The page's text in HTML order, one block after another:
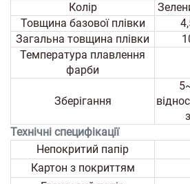
Технічні специфікації
Колір
Товщина базової плівки
Загальна товщина плівки
Температура плавлення
фарби
Зберігання
Непокритий папір
Картон з покриттям